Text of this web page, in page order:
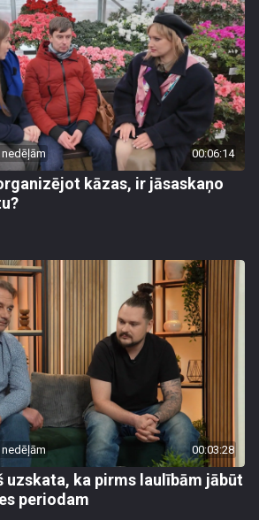
00:06:14
kāzas, ir jāsaskaņo
00:03:28
uzskata, ka pirms laulībām jābūt
periodam